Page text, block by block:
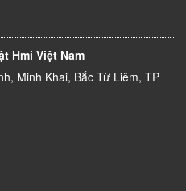
Hmi Việt Nam
Minh Khai, Bắc Từ Liêm, TP